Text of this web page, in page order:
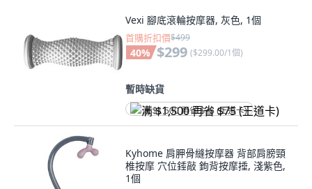
Vexi 腳底滾輪按摩器, 灰色, 1個
首購折扣價$499
40% $299 ($299.00/1個)
暫時缺貨
满 $1,500 再省 $75 (王道卡)
Kyhome 肩胛骨縫按摩器 背部肩膀頸
椎按摩 穴位錘敲 鉤背按摩捶, 淺紫色,
1個